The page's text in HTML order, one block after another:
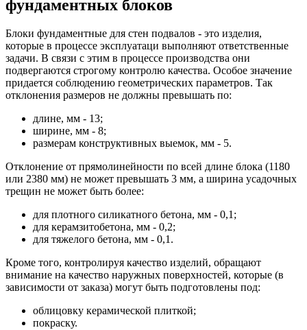
фундаментных блоков
Блоки фундаментные для стен подвалов - это изделия,
которые в процессе эксплуатаци выполняют ответственные
задачи. В связи с этим в процессе производства они
подвергаются строгому контролю качества. Особое значение
придается соблюдению геометрических параметров. Так
отклонения размеров не должны превышать по:
длине, мм - 13;
ширине, мм - 8;
размерам конструктивных выемок, мм - 5.
Отклонение от прямолинейности по всей длине блока (1180
или 2380 мм) не может превышать 3 мм, а ширина усадочных
трещин не может быть более:
для плотного силикатного бетона, мм - 0,1;
для керамзитобетона, мм - 0,2;
для тяжелого бетона, мм - 0,1.
Кроме того, контролируя качество изделий, обращают
внимание на качество наружных поверхностей, которые (в
зависимости от заказа) могут быть подготовлены под:
облицовку керамической плиткой;
покраску.